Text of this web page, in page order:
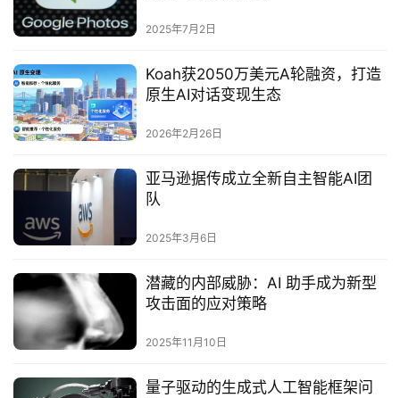
2025年7月2日
Koah获2050万美元A轮融资，打造
原生AI对话变现生态
2026年2月26日
亚马逊据传成立全新自主智能AI团
队‌
2025年3月6日
潜藏的内部威胁：AI 助手成为新型
攻击面的应对策略
2025年11月10日
量子驱动的生成式人工智能框架问